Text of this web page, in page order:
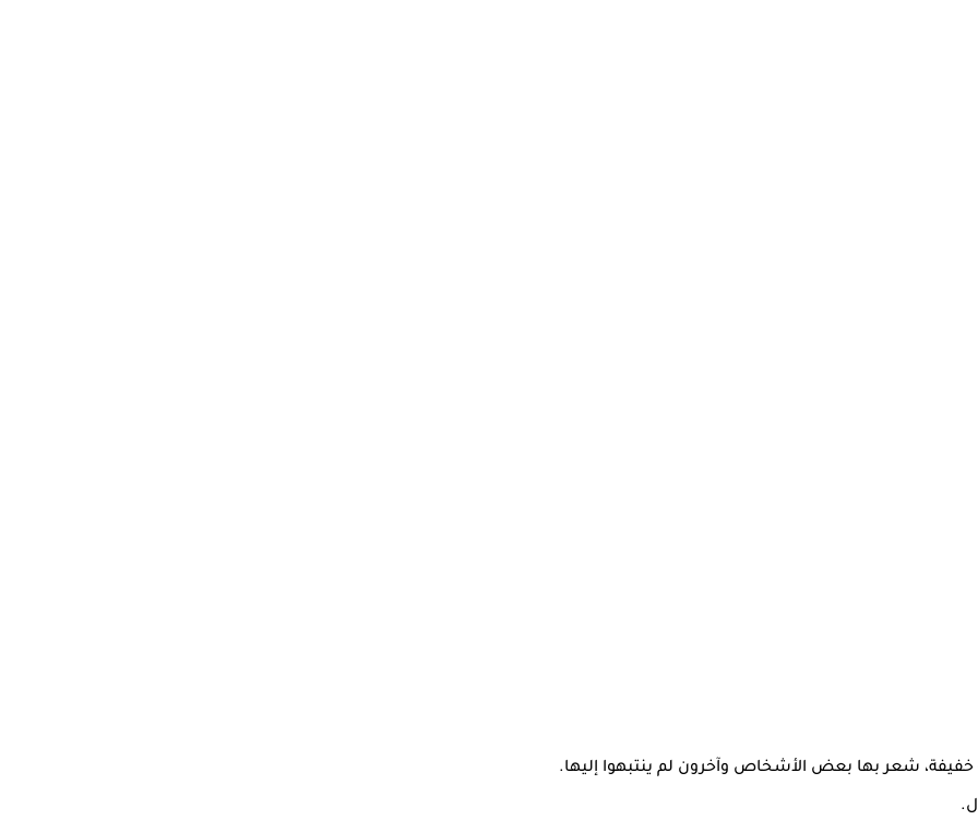
شعر بها بعض الأشخاص وآخرون لم ينتبهوا إليها.